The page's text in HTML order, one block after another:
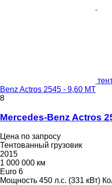
Benz Actros 2545 - 9,60 MT
8
Mercedes-Benz Actros
Цена по запросу
Тентованный грузовик
2015
1 000 000 км
Euro 6
Мощность 450 л.с. (331 кВт)